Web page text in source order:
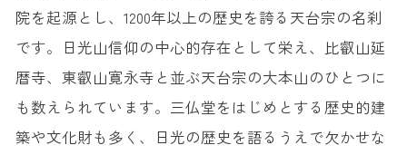
院を起源とし、1200年以上の歴史を誇る天台宗の名刹
です。日光山信仰の中心的存在として栄え、比叡山延
暦寺、東叡山寛永寺と並ぶ天台宗の大本山のひとつに
も数えられています。三仏堂をはじめとする歴史的建
築や文化財も多く、日光の歴史を語るうえで欠かせな